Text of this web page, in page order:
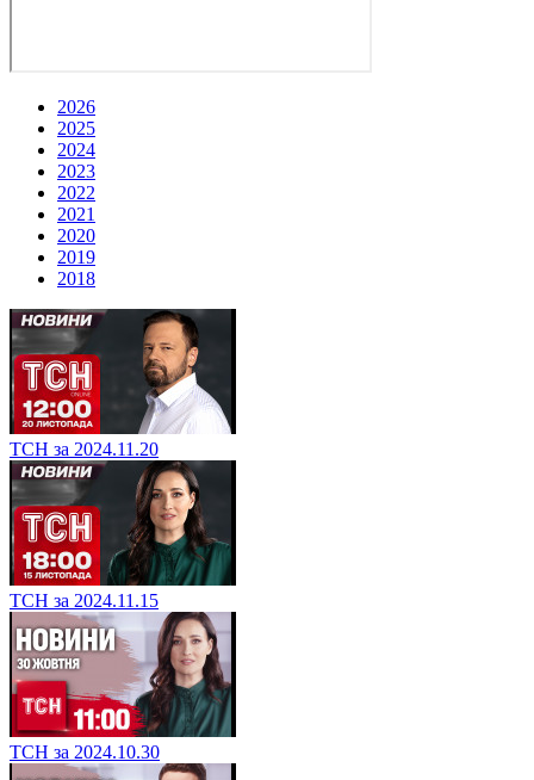
2026
2025
2024
2023
2022
2021
2020
2019
2018
ТСН за 2024.11.20
ТСН за 2024.11.15
ТСН за 2024.10.30